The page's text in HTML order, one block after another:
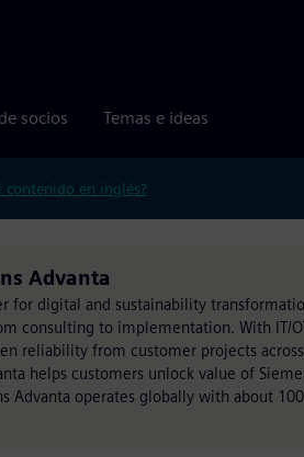
socios Temas e ideas
contenido en inglés?
Advanta
for digital and sustainability
consulting to implementation. With IT/
reliability from customer projects
helps customers unlock value of
Advanta operates globally with about